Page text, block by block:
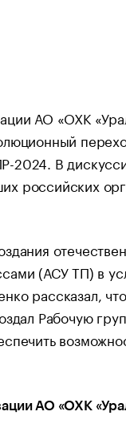
АО «ОХК
В
российских
(АСУ ТП) в
рассказал,
Рабочую
АО «ОХК